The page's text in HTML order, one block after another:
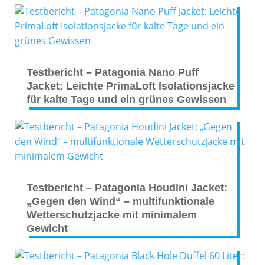
Testbericht – Patagonia Nano Puff
Jacket: Leichte PrimaLoft Isolationsjacke
für kalte Tage und ein grünes Gewissen
Testbericht – Patagonia Houdini Jacket:
„Gegen den Wind“ – multifunktionale
Wetterschutzjacke mit minimalem
Gewicht